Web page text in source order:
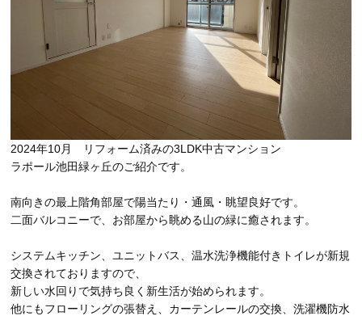
2024年10月 リフォーム済みの3LDK中古マンション
ラポール池田緑ヶ丘のご紹介です。
南向きの最上階角部屋で陽当たり・通風・眺望良好です。
二面バルコニーで、お部屋から眺める山の緑に癒されます。
システムキッチン、ユニットバス、温水洗浄機能付きトイレが新規
交換されておりますので、
新しい水回りで気持ち良く新生活が始められます。
他にもフローリングの張替え、カーテンレールの交換、洗濯機防水